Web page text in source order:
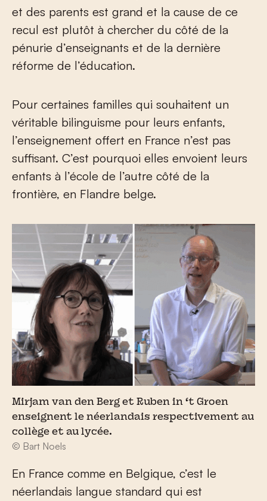
et des parents est grand et la cause de ce
recul est plutôt à chercher du côté de la
pénurie d’enseignants et de la dernière
réforme de l’éducation.
Pour certaines familles qui souhaitent un
véritable bilinguisme pour leurs enfants,
l’enseignement offert en France n’est pas
suffisant. C’est pourquoi elles envoient leurs
enfants à l’école de l’autre côté de la
frontière, en Flandre belge.
Mirjam van den Berg et Ruben in ‘t Groen
enseignent le néerlandais respectivement au
collège et au lycée.
© Bart Noels
En France comme en Belgique, c’est le
néerlandais langue standard qui est